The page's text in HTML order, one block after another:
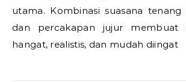
utama. Kombinasi suasana tenang
dan percakapan jujur membuat
hangat, realistis, dan mudah diingat